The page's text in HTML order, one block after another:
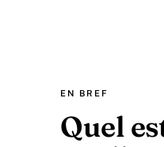
EN BREF
Quel